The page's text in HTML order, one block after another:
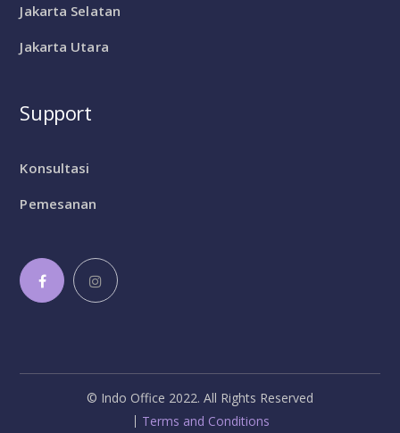
Jakarta Selatan
Jakarta Utara
Support
Konsultasi
Pemesanan
© Indo Office 2022. All Rights Reserved
Terms and Conditions